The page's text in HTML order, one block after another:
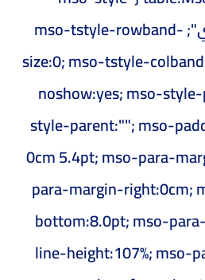
name:"جدول عادي"; mso-tstyle-rowband-
size:0; mso-tstyle-
noshow:yes; mso-
style-parent:""; mso-
0cm 5.4pt; mso-para-
para-margin-right:0cm;
bottom:8.0pt; mso-
line-height:107%; mso-